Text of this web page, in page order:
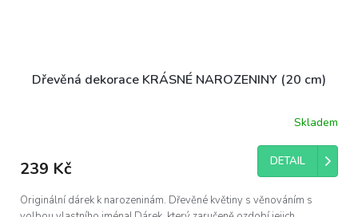
Dřevěná dekorace KRÁSNÉ NAROZENINY (20 cm)
je
z
Skladem
239 Kč DETAIL
Originální dárek k narozeninám. Dřevěné květiny s věnováním s